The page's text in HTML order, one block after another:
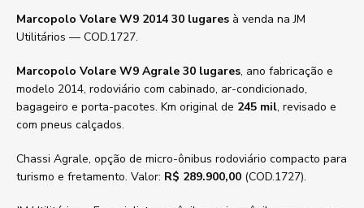
Marcopolo Volare W9 2014 30 lugares à venda na JM
Utilitários — COD.1727.
Marcopolo Volare W9 Agrale 30 lugares, ano fabricação e
modelo 2014, rodoviário com cabinado, ar-condicionado,
bagageiro e porta-pacotes. Km original de 245 mil, revisado e
com pneus calçados.
Chassi Agrale, opção de micro-ônibus rodoviário compacto para
turismo e fretamento. Valor: R$ 289.900,00 (COD.1727).